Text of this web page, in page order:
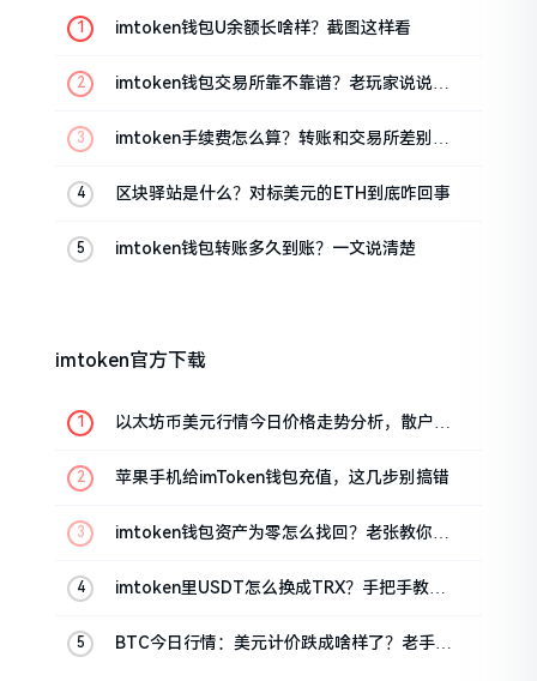
imtoken钱包U余额长啥样？截图这样看
imtoken钱包交易所靠不靠谱？老玩家说说心
imtoken手续费怎么算？转账和交易所差别大
区块驿站是什么？对标美元的ETH到底咋回事
imtoken钱包转账多久到账？一文说清楚
imtoken官方下载
以太坊币美元行情今日价格走势分析，散户如
苹果手机给imToken钱包充值，这几步别搞错
imtoken钱包资产为零怎么找回？老张教你几
imtoken里USDT怎么换成TRX？手把手教你
BTC今日行情：美元计价跌成啥样了？老手教